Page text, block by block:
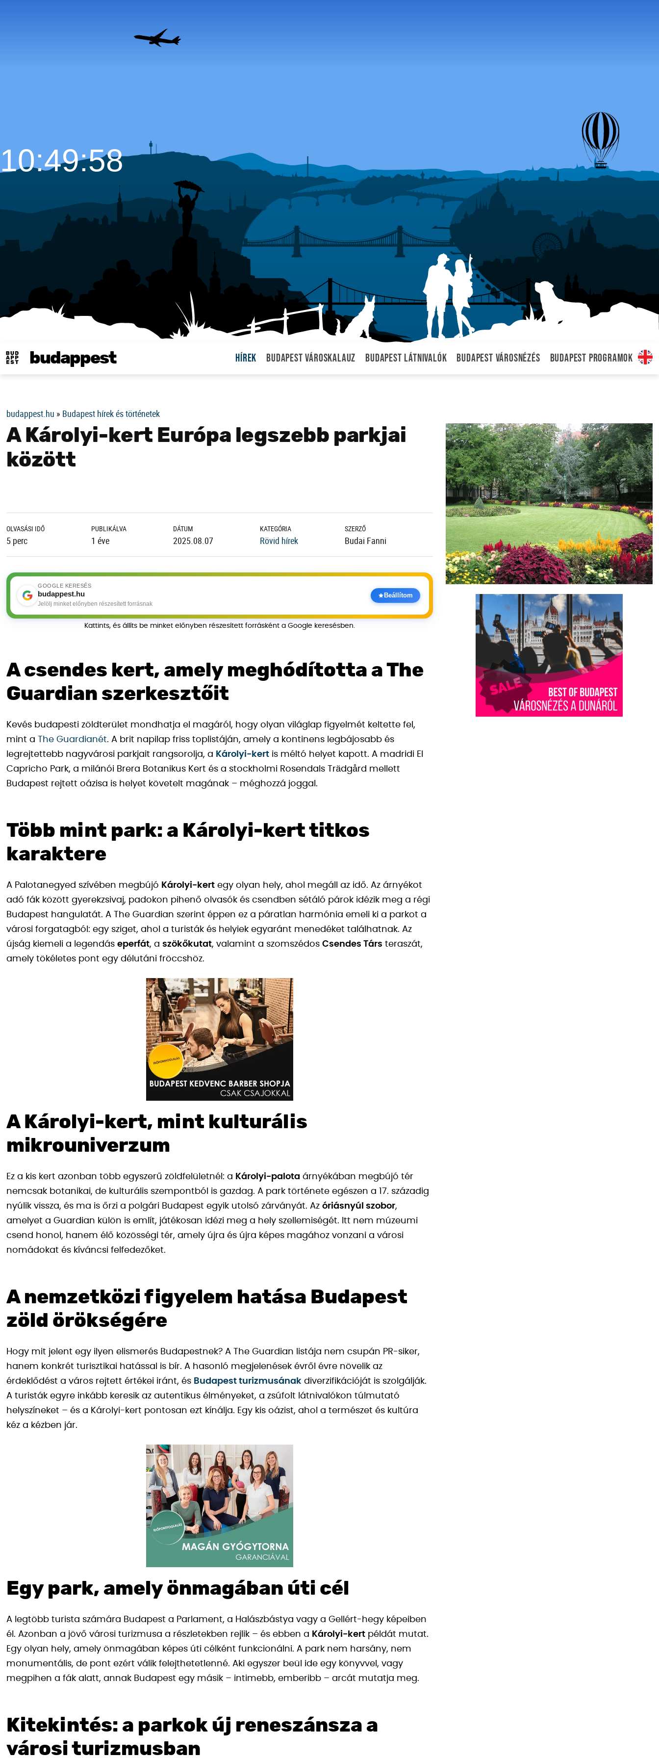
budappest Hírek Budapest városkalauz Budapest látnivalók Budapest városnézés Budapest programok
10:49:59
budappest.hu » Budapest hírek és történetek
A Károlyi-kert Európa legszebb parkjai
között
OLVASÁSI IDŐ
5 perc
PUBLIKÁLVA
1 éve
DÁTUM
2025.08.07
KATEGÓRIA
Rövid hírek
SZERZŐ
Budai Fanni
GOOGLE KERESÉS
budappest.hu
Jelölj minket előnyben részesített forrásnak
Beállítom
Kattints, és állíts be minket előnyben részesített forrásként a Google keresésben.
A csendes kert, amely meghódította a The
Guardian szerkesztőit
Kevés budapesti zöldterület mondhatja el magáról, hogy olyan világlap figyelmét keltette fel,
mint a
The Guardianét. A brit napilap friss toplistáján, amely a kontinens legbájosabb és
legrejtettebb nagyvárosi parkjait rangsorolja, a Károlyi-kert is méltó helyet kapott. A madridi El
Capricho Park, a milánói Brera Botanikus Kert és a stockholmi Rosendals Trädgård mellett
Budapest rejtett oázisa is helyet követelt magának – méghozzá joggal.
Több mint park: a Károlyi-kert titkos
karaktere
A Palotanegyed szívében megbújó Károlyi-kert egy olyan hely, ahol megáll az idő. Az árnyékot
adó fák között gyerekzsivaj, padokon pihenő olvasók és csendben sétáló párok idézik meg a régi
Budapest hangulatát. A The Guardian szerint éppen ez a páratlan harmónia emeli ki a parkot a
városi forgatagból: egy sziget, ahol a turisták és helyiek egyaránt menedéket találhatnak. Az
újság kiemeli a legendás eperfát, a szökőkutat, valamint a szomszédos Csendes Társ teraszát,
amely tökéletes pont egy délutáni fröccshöz.
A Károlyi-kert, mint kulturális
mikrouniverzum
Ez a kis kert azonban több egyszerű zöldfelületnél: a Károlyi-palota árnyékában megbújó tér
nemcsak botanikai, de kulturális szempontból is gazdag. A park története egészen a 17. századig
nyúlik vissza, és ma is őrzi a polgári Budapest egyik utolsó zárványát. Az óriásnyúl szobor,
amelyet a Guardian külön is említ, játékosan idézi meg a hely szellemiségét. Itt nem múzeumi
csend honol, hanem élő közösségi tér, amely újra és újra képes magához vonzani a városi
nomádokat és kíváncsi felfedezőket.
A nemzetközi figyelem hatása Budapest
zöld örökségére
Hogy mit jelent egy ilyen elismerés Budapestnek? A The Guardian listája nem csupán PR-siker,
hanem konkrét turisztikai hatással is bír. A hasonló megjelenések évről évre növelik az
érdeklődést a város rejtett értékei iránt, és Budapest turizmusának diverzifikációját is szolgálják.
A turisták egyre inkább keresik az autentikus élményeket, a zsúfolt látnivalókon túlmutató
helyszíneket – és a Károlyi-kert pontosan ezt kínálja. Egy kis oázist, ahol a természet és kultúra
kéz a kézben jár.
Egy park, amely önmagában úti cél
A legtöbb turista számára Budapest a Parlament, a Halászbástya vagy a Gellért-hegy képeiben
él. Azonban a jövő városi turizmusa a részletekben rejlik – és ebben a Károlyi-kert példát mutat.
Egy olyan hely, amely önmagában képes úti célként funkcionálni. A park nem harsány, nem
monumentális, de pont ezért válik felejthetetlenné. Aki egyszer beül ide egy könyvvel, vagy
megpihen a fák alatt, annak Budapest egy másik – intimebb, emberibb – arcát mutatja meg.
Kitekintés: a parkok új reneszánsza a
városi turizmusban